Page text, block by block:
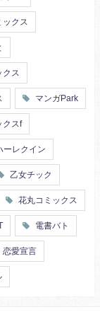
ックス
クス
マンガPark
クスf
ーレクイン
乙女チック
花丸コミックス
電書バト
恋愛宣言